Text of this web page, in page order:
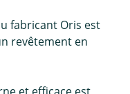
fabricant Oris est
revêtement en